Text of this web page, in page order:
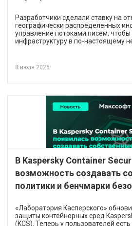
Разработчики сделали ставку на
географически распределенных
управление потоками писем,
инфраструктуру в по-настоящему
8 июля 2026
В Kaspersky Container
возможность создавать
политики и бенчмарки
​«Лаборатория Касперского»
защиты контейнерных сред
(KCS). Теперь у пользователей